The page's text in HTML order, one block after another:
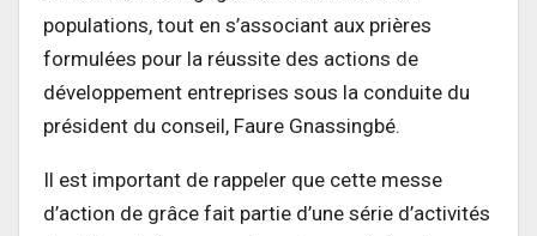
populations, tout en s’associant aux prières
formulées pour la réussite des actions de
développement entreprises sous la conduite du
président du conseil, Faure Gnassingbé.
Il est important de rappeler que cette messe
d’action de grâce fait partie d’une série d’activités